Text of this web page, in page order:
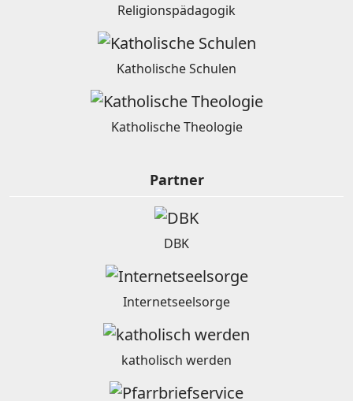
Religionspädagogik
Katholische Schulen
Katholische Theologie
Partner
DBK
Internetseelsorge
katholisch werden